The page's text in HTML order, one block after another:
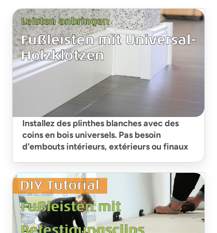
Installez des plinthes blanches avec des
coins en bois universels. Pas besoin
d'embouts intérieurs, extérieurs ou finaux